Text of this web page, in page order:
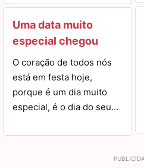
Uma data muito
especial chegou
O coração de todos nós
está em festa hoje,
porque é um dia muito
especial, é o dia do seu…